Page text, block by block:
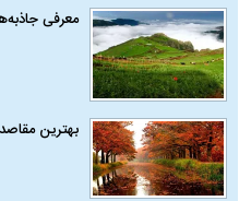
معرفی
بهترین